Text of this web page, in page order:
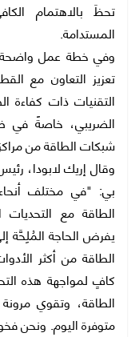
تحظَ بالاهتمام
المستدامة.
وفي خطة عمل
تعزيز التعاون مع
التقنيات ذات كفاءة
الضريبي، خاصةً في
شبكات الطاقة من
وقال إريك لابودا،
بي: "في مختلف أنحاء
الطاقة مع التحديات
يفرض الحاجة المُلِحَّة
الطاقة من أكثر
كافٍ لمواجهة هذه
الطاقة، وتقوي
متوفرة اليوم. ونحن